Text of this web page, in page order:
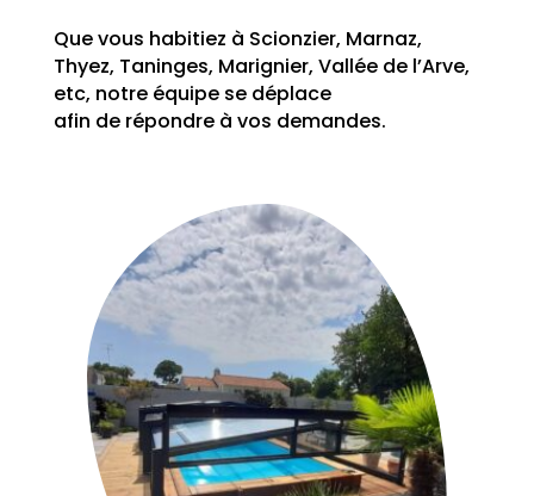
Que vous habitiez à Scionzier, Marnaz,
Thyez, Taninges, Marignier, Vallée de l’Arve,
etc, notre équipe se déplace
afin de répondre à vos demandes.